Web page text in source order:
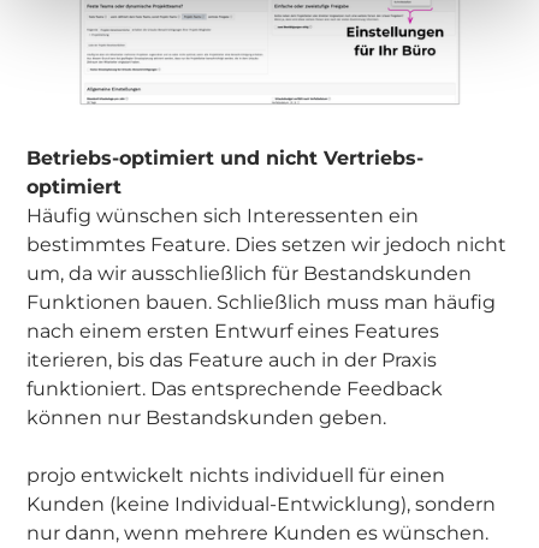
Betriebs-optimiert und nicht Vertriebs-
optimiert
Häufig wünschen sich Interessenten ein
bestimmtes Feature. Dies setzen wir jedoch nicht
um, da wir ausschließlich für Bestandskunden
Funktionen bauen. Schließlich muss man häufig
nach einem ersten Entwurf eines Features
iterieren, bis das Feature auch in der Praxis
funktioniert. Das entsprechende Feedback
können nur Bestandskunden geben.
projo entwickelt nichts individuell für einen
Kunden (keine Individual-Entwicklung), sondern
nur dann, wenn mehrere Kunden es wünschen.